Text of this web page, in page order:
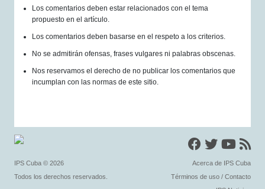
Los comentarios deben estar relacionados con el tema
propuesto en el artículo.
Los comentarios deben basarse en el respeto a los criterios.
No se admitirán ofensas, frases vulgares ni palabras obscenas.
Nos reservamos el derecho de no publicar los comentarios que
incumplan con las normas de este sitio.
IPS Cuba © 2026
Acerca de IPS Cuba
Todos los derechos reservados.
Términos de uso / Contacto